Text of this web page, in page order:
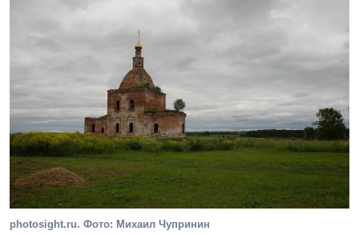
photosight.ru. Фото: Михаил Чупринин